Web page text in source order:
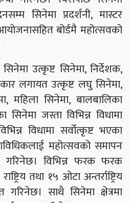
सिनेमा प्रदर्शनी, मास्टर
बोर्डमै महोत्सवको
उत्कृष्ट सिनेमा, निर्देशक,
लगायत उत्कृष्ट लघु सिनेमा,
महिला सिनेमा, बालबालिका
सिनेमा जस्ता विभिन्न विधामा
विधामा सर्वोत्कृष्ट भएका
महोत्सवको समापन
गरिनेछ। विभिन्न फरक फरक
तथा १५ ओटा अन्तर्राष्ट्रिय
साथै सिनेमा क्षेत्रमा